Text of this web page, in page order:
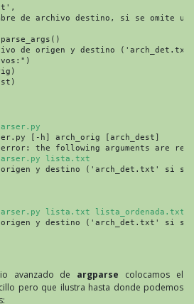
de archivo destino, si se omite
de origen y destino
[-h] arch_orig [arch_dest]
the following arguments are
lista.txt
origen y destino ('arch_det.txt' si se
lista.txt lista_ordenada.txt
origen y destino ('arch_det.txt' si se
avanzado de argparse colocamos el
pero que ilustra hasta donde podemos